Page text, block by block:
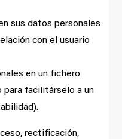
sus datos personales
con el usuario
en un fichero
para facilitárselo a un
rectificación,